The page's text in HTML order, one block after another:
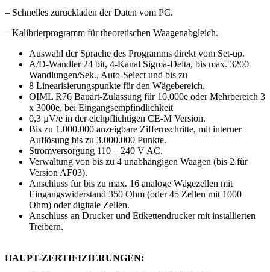
– Schnelles zurückladen der Daten vom PC.
– Kalibrierprogramm für theoretischen Waagenabgleich.
Auswahl der Sprache des Programms direkt vom Set-up.
A/D-Wandler 24 bit, 4-Kanal Sigma-Delta, bis max. 3200
Wandlungen/Sek., Auto-Select und bis zu
8 Linearisierungspunkte für den Wägebereich.
OIML R76 Bauart-Zulassung für 10.000e oder Mehrbereich 3
x 3000e, bei Eingangsempfindlichkeit
0,3 µV/e in der eichpflichtigen CE-M Version.
Bis zu 1.000.000 anzeigbare Ziffernschritte, mit interner
Auflösung bis zu 3.000.000 Punkte.
Stromversorgung 110 – 240 V AC.
Verwaltung von bis zu 4 unabhängigen Waagen (bis 2 für
Version AF03).
Anschluss für bis zu max. 16 analoge Wägezellen mit
Eingangswiderstand 350 Ohm (oder 45 Zellen mit 1000
Ohm) oder digitale Zellen.
Anschluss an Drucker und Etikettendrucker mit installierten
Treibern.
HAUPT-ZERTIFIZIERUNGEN: